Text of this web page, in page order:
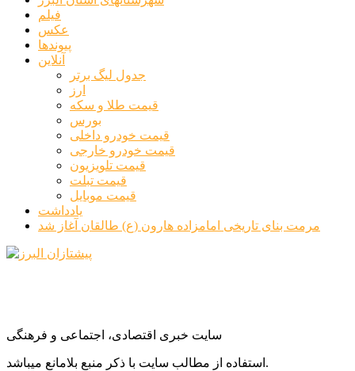
فیلم
عکس
پیوندها
آنلاین
جدول لیگ برتر
ارز
قیمت طلا و سکه
بورس
قیمت خودرو داخلی
قیمت خودرو خارجی
قیمت تلویزیون
قیمت تبلت
قیمت موبایل
یادداشت
مرمت بنای تاریخی امامزاده هارون (ع) طالقان آغاز شد
سایت خبری اقتصادی، اجتماعی و فرهنگی
استفاده از مطالب سایت با ذکر منبع بلامانع میباشد.